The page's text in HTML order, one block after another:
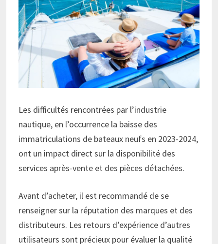
Les difficultés rencontrées par l’industrie
nautique, en l’occurrence la baisse des
immatriculations de bateaux neufs en 2023-2024,
ont un impact direct sur la disponibilité des
services après-vente et des pièces détachées.
Avant d’acheter, il est recommandé de se
renseigner sur la réputation des marques et des
distributeurs. Les retours d’expérience d’autres
utilisateurs sont précieux pour évaluer la qualité